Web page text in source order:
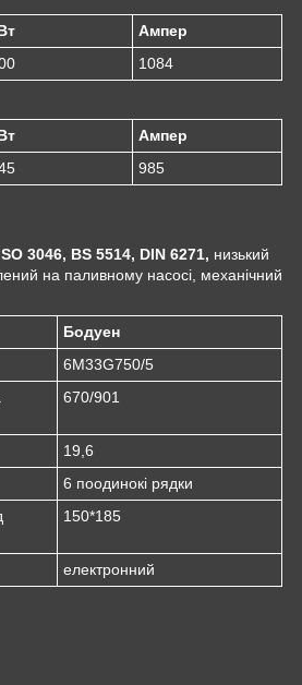
Ампер
1084
Ампер
985
3046, BS 5514, DIN 6271, низький
на паливному насосі, механічний
Бодуен
6M33G750/5
670/901
19,6
6 поодинокі рядки
150*185
електронний